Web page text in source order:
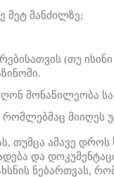
მეტ მანძილზე;
(თუ
მონაწილეობა
მიიღეს
თუმცა ამავე
და
ნებართვას,